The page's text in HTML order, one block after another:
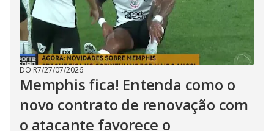
DO R7/27/07/2026
Memphis fica! Entenda como o
novo contrato de renovação com
o atacante favorece o